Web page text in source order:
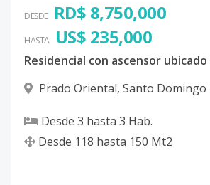
DESDE RD$ 8,750,000
HASTA US$ 235,000
Prado Oriental, Santo Domingo
Desde 3 hasta 3 Hab.
Desde 118 hasta 150 Mt2